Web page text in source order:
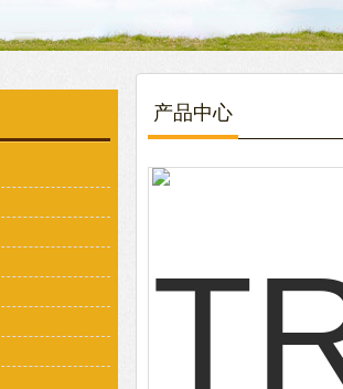
产品中心